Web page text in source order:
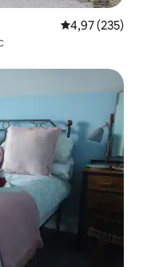
5 üzerinden
4,97 (235)
arasında